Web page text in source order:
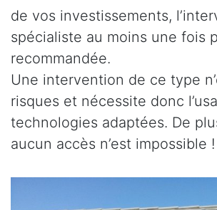
de vos investissements,
spécialiste au moins une fois
recommandée.
Une intervention de ce type
risques et nécessite donc
technologies adaptées. De
aucun accès n’est impossible !